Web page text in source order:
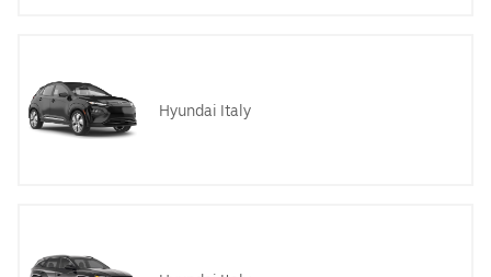
Hyundai Italy